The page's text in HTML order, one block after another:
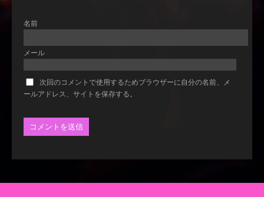
名前
メール
次回のコメントで使用するためブラウザーに自分の名前、メ
ールアドレス、サイトを保存する。